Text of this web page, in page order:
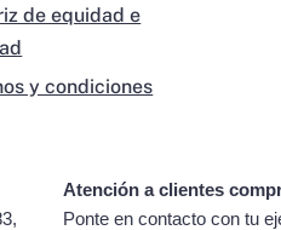
de equidad e
y condiciones
Atención a clientes
Ponte en contacto con tu